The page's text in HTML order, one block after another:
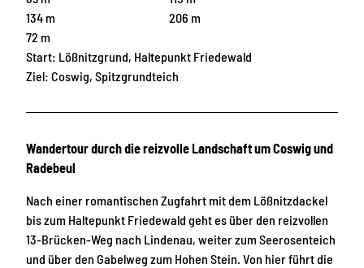
134 m
206 m
72 m
Start: Lößnitzgrund, Haltepunkt Friedewald
Ziel: Coswig, Spitzgrundteich
Wandertour durch die reizvolle Landschaft um Coswig und
Radebeul
Nach einer romantischen Zugfahrt mit dem Lößnitzdackel
bis zum Haltepunkt Friedewald geht es über den reizvollen
13-Brücken-Weg nach Lindenau, weiter zum Seerosenteich
und über den Gabelweg zum Hohen Stein. Von hier führt die